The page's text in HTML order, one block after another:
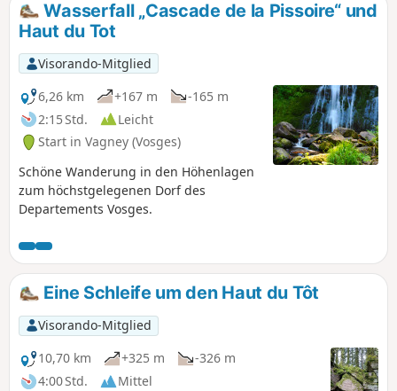
Wasserfall „Cascade de la Pissoire“ und
Haut du Tot
Visorando-Mitglied
6,26 km
+167 m
-165 m
2:15 Std.
Leicht
Start in Vagney (Vosges)
Schöne Wanderung in den Höhenlagen
zum höchstgelegenen Dorf des
Departements Vosges.
Eine Schleife um den Haut du Tôt
Visorando-Mitglied
10,70 km
+325 m
-326 m
4:00 Std.
Mittel